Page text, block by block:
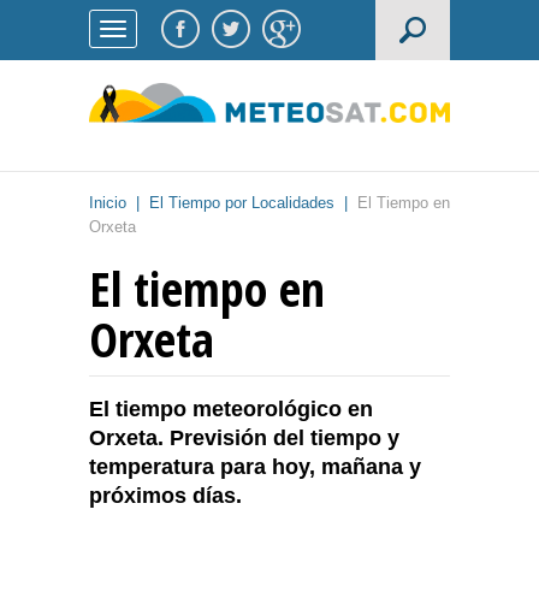
Inicio El Tiempo por Localidades
El Tiempo en
Orxeta
El tiempo en
Orxeta
El tiempo meteorológico en
Orxeta. Previsión del tiempo y
temperatura para hoy, mañana y
próximos días.